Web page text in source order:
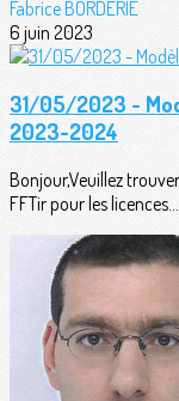
Fabrice BORDERIE
6 juin 2023
31/05/2023 -
2023-2024
Bonjour,Veuillez
FFTir pour les licences...